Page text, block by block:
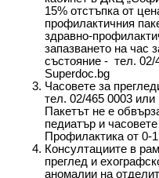
15% отстъпка от
профилактичния
здравно-
запазването на час
състояние - тел.
Superdoc.bg
Часовете за
тел. 02/465 0003
Пакетът не е
педиатър и
Профилактика от 0-
Консултациите в
преглед и
аномалии на